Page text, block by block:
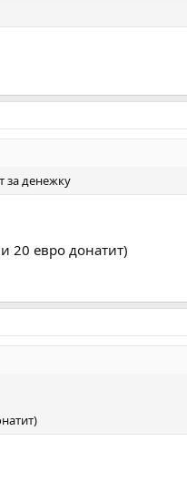
за денежку
20 евро донатит)